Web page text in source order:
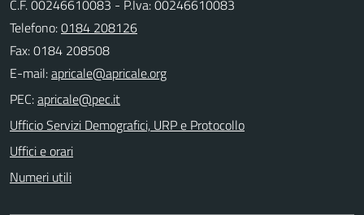
C.F. 00246610083 - P.Iva: 00246610083
Telefono:0184 208126
Fax: 0184 208508
E-mail:
PEC:
Ufficio Servizi Demografici, URP e Protocollo
Uffici e orari
Numeri utili